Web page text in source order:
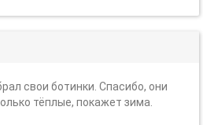
свои ботинки. Спасибо, они
тёплые, покажет зима.